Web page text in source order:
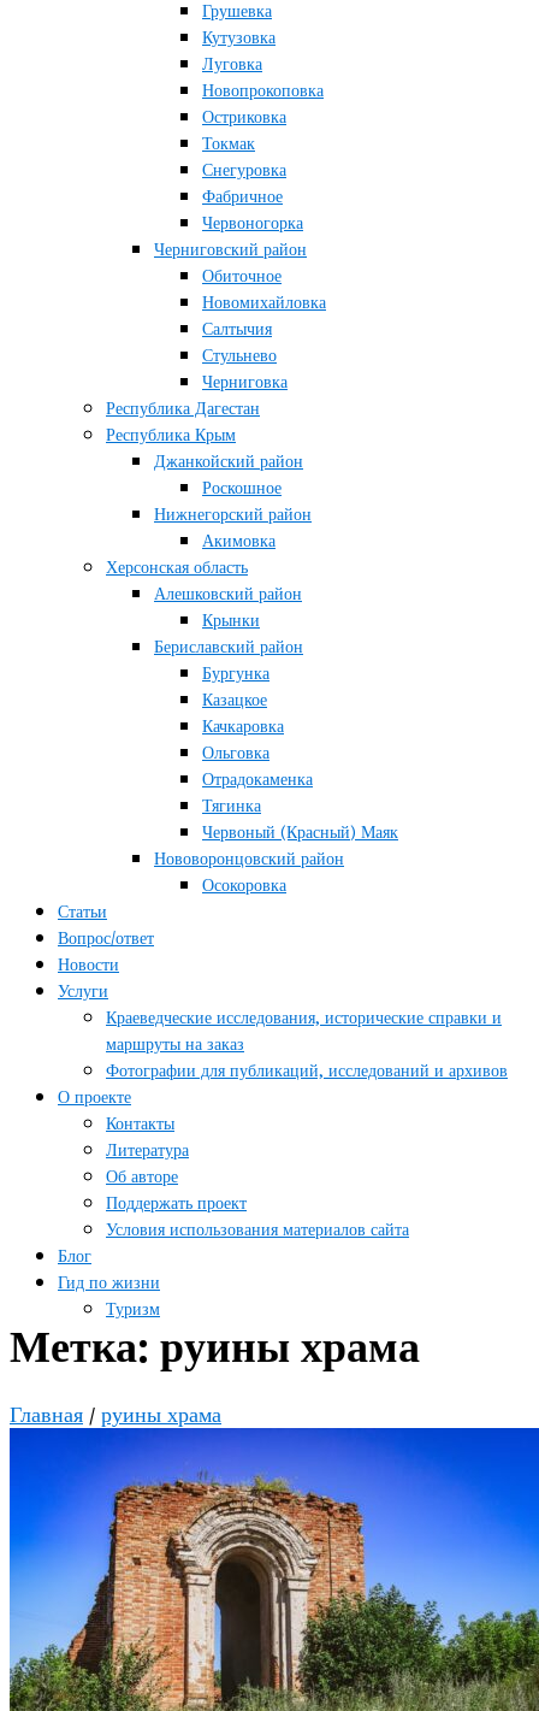
Грушевка
Кутузовка
Луговка
Новопрокоповка
Остриковка
Токмак
Снегуровка
Фабричное
Червоногорка
Черниговский район
Обиточное
Новомихайловка
Салтычия
Стульнево
Черниговка
Республика Дагестан
Республика Крым
Джанкойский район
Роскошное
Нижнегорский район
Акимовка
Херсонская область
Алешковский район
Крынки
Бериславский район
Бургунка
Казацкое
Качкаровка
Ольговка
Отрадокаменка
Тягинка
Червоный (Красный) Маяк
Нововоронцовский район
Осокоровка
Статьи
Вопрос/ответ
Новости
Услуги
Краеведческие исследования, исторические справки и
маршруты на заказ
Фотографии для публикаций, исследований и архивов
О проекте
Контакты
Литература
Об авторе
Поддержать проект
Условия использования материалов сайта
Блог
Гид по жизни
Туризм
Метка: руины храма
Главная / руины храма